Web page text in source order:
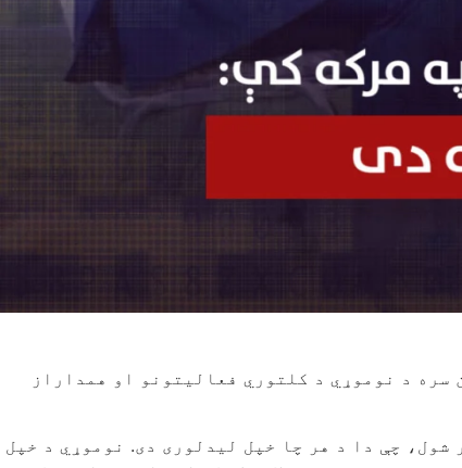
یون سره د نوموړي د کلتوري فعالیتونو او همداراز
چې دا د هر چا خپل لیدلوری دی. نوموړي د خپل